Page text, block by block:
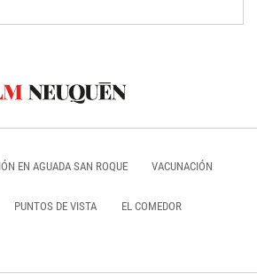
EN AGUADA SAN ROQUE VACUNACIÓN
PUNTOS DE VISTA EL COMEDOR